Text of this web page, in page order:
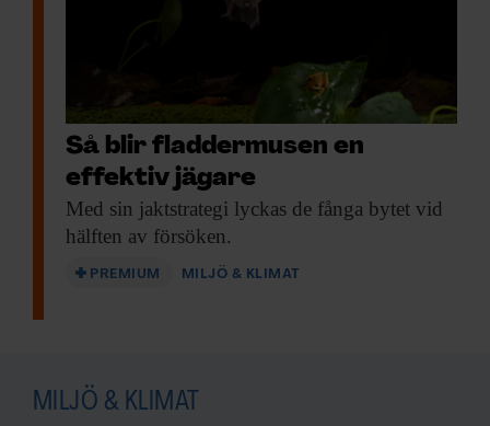
Så blir fladdermusen en
effektiv jägare
Med sin jaktstrategi lyckas de fånga bytet vid
hälften av försöken.
PREMIUM MILJÖ & KLIMAT
MILJÖ & KLIMAT